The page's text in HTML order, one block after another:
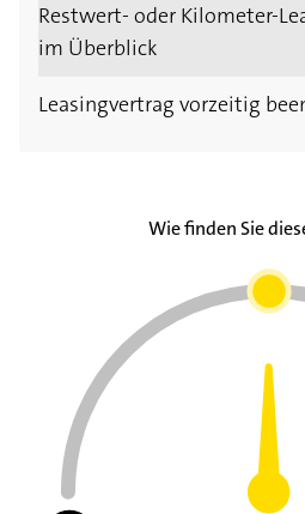
Restwert- oder Kilometer-
im Überblick
Leasingvertrag vorzeitig
Wie finden Sie